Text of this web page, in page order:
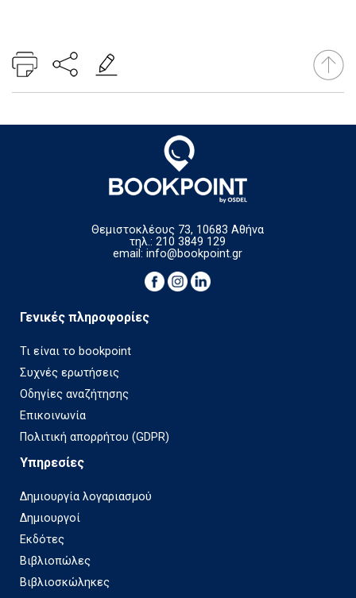
Θεμιστοκλέους 73, 10683 Αθήνα
τηλ.: 210 3849 129
email:info@bookpoint.gr
Γενικές πληροφορίες
Τι είναι το bookpoint
Συχνές ερωτήσεις
Οδηγίες αναζήτησης
Επικοινωνία
Πολιτική απορρήτου (GDPR)
Υπηρεσίες
Δημιουργία λογαριασμού
Δημιουργοί
Εκδότες
Βιβλιοπώλες
Βιβλιοσκώληκες